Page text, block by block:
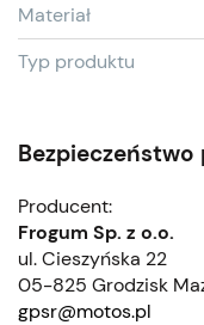
Materiał
Typ produktu
Producent:
Frogum Sp. z o.o.
ul. Cieszyńska 22
05-825 Grodzisk
gpsr@motos.pl